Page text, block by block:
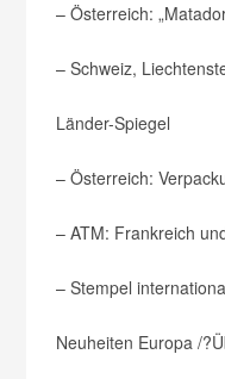
– Österreich:
– Schweiz,
Länder-Spiegel
– Österreich:
– ATM: Frankreich
– Stempel
Neuheiten Europa /